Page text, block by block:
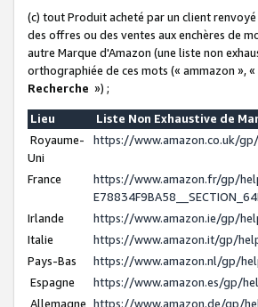
(c) tout Produit acheté par un client
des offres ou des ventes aux enchères de
autre Marque d'Amazon (une liste non
orthographiée de ces mots (« ammazon »,
Recherche ») ;
Lieu
Liste Non Exhaustive de
Royaume-
Uni
https://www.amazon.co.uk/
France
https://www.amazon.fr/gp/
Irlande
https://www.amazon.ie/gp/
Italie
https://www.amazon.it/gp/
Pays-Bas
https://www.amazon.nl/gp/
Espagne
https://www.amazon.es/gp/
Allemagne https://www.amazon.de/gp/